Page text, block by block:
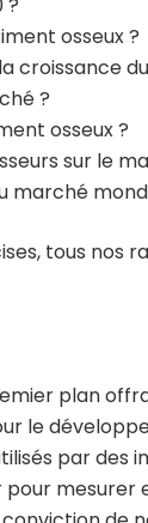
osseux ?
croissance
?
osseux ?
sur le
marché
tous nos
plan
le
par des
pour